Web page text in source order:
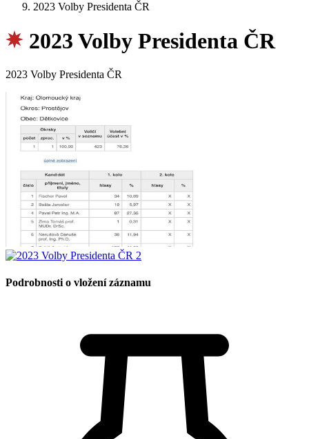
2023 Volby Presidenta ČR
2023 Volby Presidenta ČR
2023 Volby Presidenta ČR
Podrobnosti o vložení záznamu